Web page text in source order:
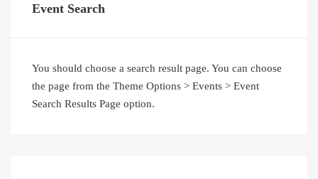
Event Search
You should choose a search result page. You can choose
the page from the Theme Options > Events > Event
Search Results Page option.